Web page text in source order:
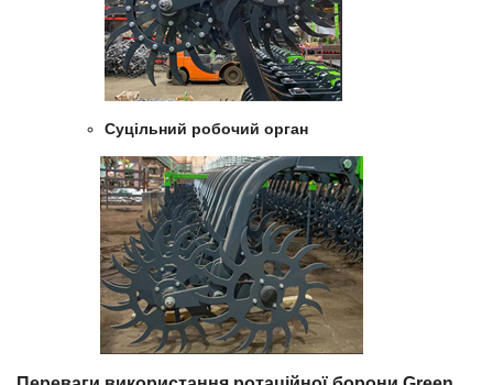
Суцільний робочий орган